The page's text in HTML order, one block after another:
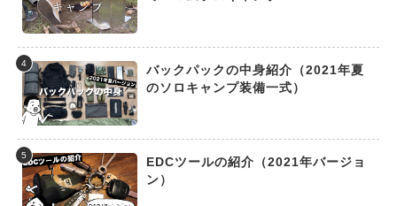
バックパックの中身紹介（2021年夏
のソロキャンプ装備一式）
4
EDCツールの紹介（2021年バージョ
ン）
5